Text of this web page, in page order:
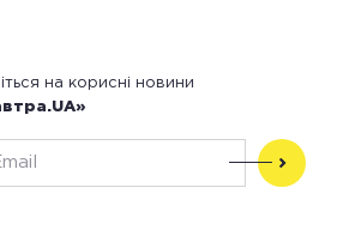
на корисні новини